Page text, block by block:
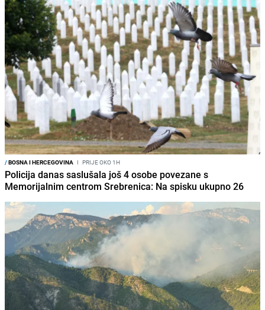
/BOSNA I HERCEGOVINA I PRIJE OKO 1H
Policija danas saslušala još 4 osobe povezane s
Memorijalnim centrom Srebrenica: Na spisku ukupno 26